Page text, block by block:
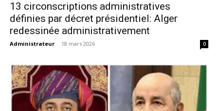
13 circonscriptions administratives
définies par décret présidentiel: Alger
redessinée administrativement
Administrateur - 18 mars 2026 0